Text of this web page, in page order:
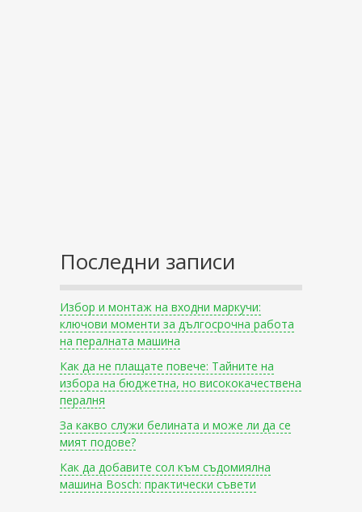
Последни записи
Избор и монтаж на входни маркучи:
ключови моменти за дългосрочна работа
на пералната машина
Как да не плащате повече: Тайните на
избора на бюджетна, но висококачествена
пералня
За какво служи белината и може ли да се
мият подове?
Как да добавите сол към съдомиялна
машина Bosch: практически съвети